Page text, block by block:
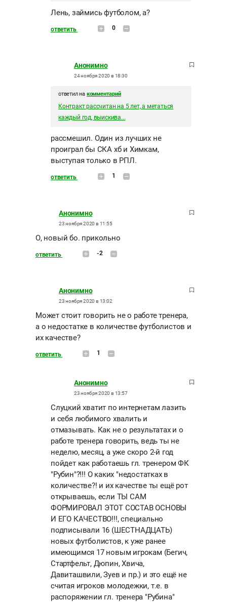
Лень, займись футболом, а?
ответить 0
Анонимно
24 ноября 2020 в 18:30
ответил на комментарий
Контракт рассчитан на 5 лет, а метаться
каждый год, выискива...
рассмешил. Один из лучших не
проиграл бы СКА хб и Химкам,
выступая только в РПЛ.
ответить 1
Анонимно
23 ноября 2020 в 11:55
О, новый бо. прикольно
ответить -2
Анонимно
23 ноября 2020 в 13:02
Может стоит говорить не о работе тренера,
а о недостатке в количестве футболистов и
их качестве?
ответить 1
Анонимно
23 ноября 2020 в 13:57
Слуцкий хватит по интернетам лазить
и себя любимого хвалить и
отмазывать. Как не о результатах и о
работе тренера говорить, ведь ты не
неделю, месяц, а уже скоро 2-й год
пойдет как работаешь гл. тренером ФК
"Рубин"?!!! О каких "недостатках в
количестве?! и их качестве ты ещё рот
открываешь, если ТЫ САМ
ФОРМИРОВАЛ ЭТОТ СОСТАВ ОСНОВЫ
И ЕГО КАЧЕСТВО!!!, специально
подписывали 16 (ШЕСТНАДЦАТЬ)
новых футболистов, к уже ранее
имеющимся 17 новым игрокам (Бегич,
Стартфельт, Дюпин, Хвича,
Давиташвили, Зуев и пр.) и это ещё не
считая игроков молодежки, т.е. в
распоряжении гл. тренера "Рубина"